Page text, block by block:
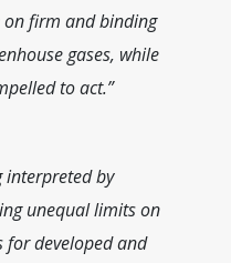
firm and binding
gases, while
to act.”
interpreted by
unequal limits on
for developed and